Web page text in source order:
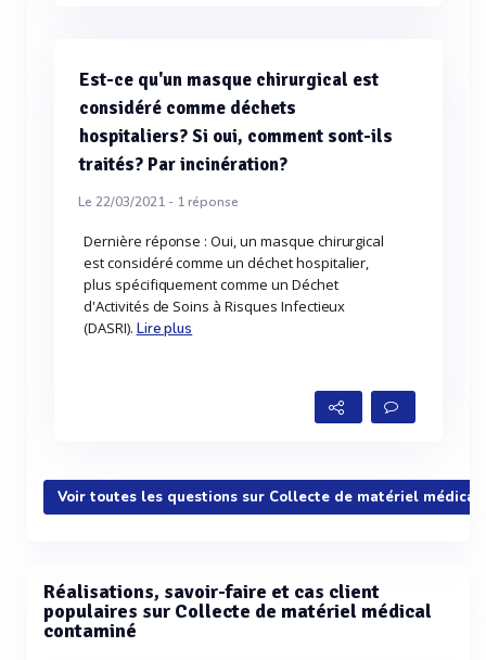
Est-ce qu'un masque chirurgical est
considéré comme déchets
hospitaliers? Si oui, comment sont-ils
traités? Par incinération?
Le 22/03/2021 - 1réponse
Dernière réponse : Oui, un masque chirurgical
est considéré comme un déchet hospitalier,
plus spécifiquement comme un Déchet
d'Activités de Soins à Risques Infectieux
(DASRI). Lire plus
Voir toutes les questions sur Collecte de matériel médical
Réalisations, savoir-faire et cas client
populaires sur Collecte de matériel médical
contaminé